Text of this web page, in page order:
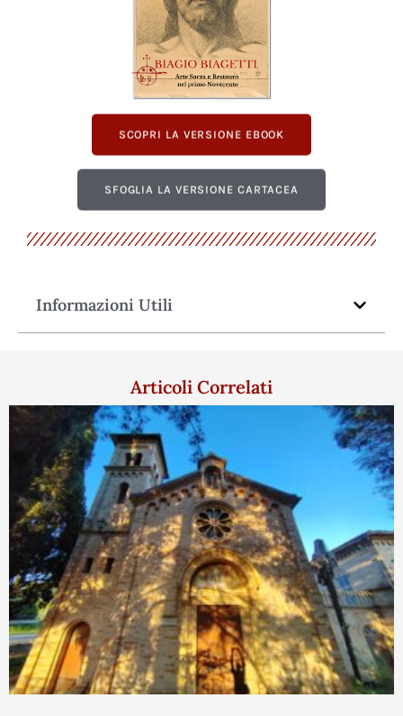
SCOPRI LA VERSIONE EBOOK
SFOGLIA LA VERSIONE CARTACEA
Informazioni Utili
Articoli Correlati